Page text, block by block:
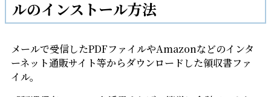
ルのインストール方法
メールで受信したPDFファイルやAmazonなどのインタ
ーネット通販サイト等からダウンロードした領収書ファ
イル。